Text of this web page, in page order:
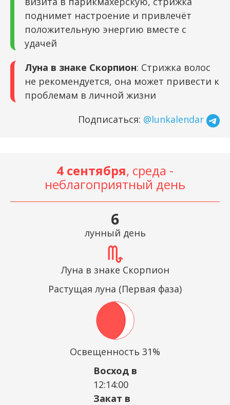
поднимет настроение и привлечёт
положительную энергию вместе с
удачей
Луна в знаке Скорпион: Стрижка волос
не рекомендуется, она может привести к
проблемам в личной жизни
Подписаться: @lunkalendar
4 сентября, среда -
неблагоприятный день
6
лунный день
Луна в знаке Скорпион
Растущая луна (Первая фаза)
Освещенность 31%
Восход в
12:14:00
Закат в